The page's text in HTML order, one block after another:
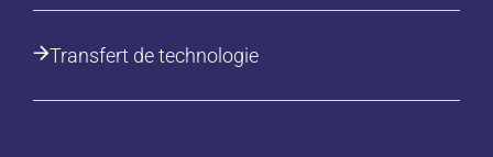
Transfert de technologie